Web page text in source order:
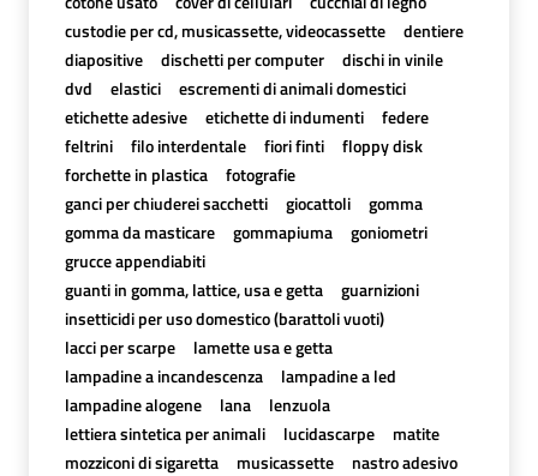
custodie per cd, musicassette, videocassette
dentiere
diapositive
dischetti per computer
dischi in vinile
dvd
elastici
escrementi di animali domestici
etichette adesive
etichette di indumenti
federe
feltrini
filo interdentale fiori finti
floppy disk
forchette in plastica
fotografie
ganci per chiuderei sacchetti
giocattoli
gomma
gomma da masticare
gommapiuma
goniometri
grucce appendiabiti
guanti in gomma, lattice, usa e getta
guarnizioni
insetticidi per uso domestico (barattoli vuoti)
lacci per scarpe
lamette usa e getta
lampadine a incandescenza
lampadine a led
lampadine alogene
lana
lenzuola
lettiera sintetica per animali
lucidascarpe
matite
mozziconi di sigaretta
musicassette
nastro adesivo